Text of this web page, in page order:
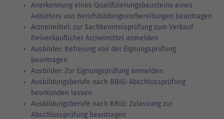
Anerkennung eines Qualifizierungsbausteins eines
Anbieters von Berufsbildungsvorbereitungen beantragen
Arzneimittel: zur Sachkenntnisprüfung zum Verkauf
freiverkäuflicher Arzneimittel anmelden
Ausbilder: Befreiung von der Eignungsprüfung
beantragen
Ausbilder: Zur Eignungsprüfung anmelden
Ausbildungsberufe nach BBiG: Abschlussprüfung
beurkunden lassen
Ausbildungsberufe nach BBiG: Zulassung zur
Abschlussprüfung beantragen